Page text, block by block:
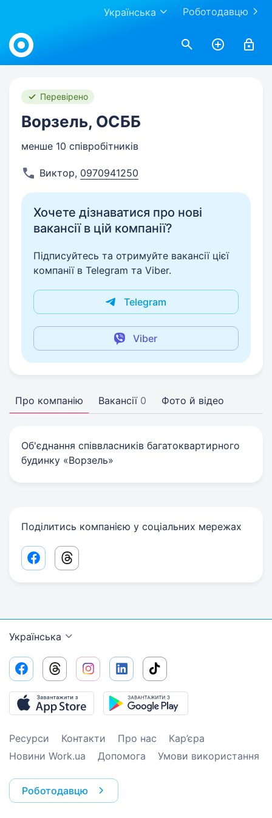
Роботодавцю
Українська
Work.ua
Перевірено
Ворзель, ОСББ
менше 10 співробітників
Виктор, 0970941250
Хочете дізнаватися про нові
вакансії в цій компанії?
Підписуйтесь та отримуйте вакансії цієї
компанії в Telegram та Viber.
Telegram
Viber
Про компанію Вакансії 0 Фото й відео
Об'єднання співвласників багатоквартирного
будинку «Ворзель»
Поділитись компанією у соціальних мережах
Facebook share link
Threads share link
Українська
Ресурси Контакти Про нас
Кар’єра
Новини Work.ua
Допомога Умови використання
Роботодавцю